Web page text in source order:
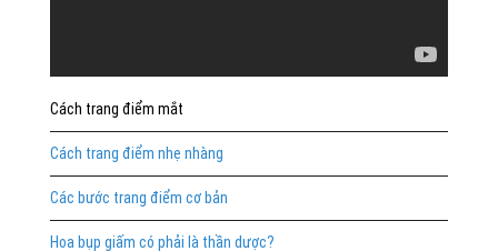
Cách trang điểm mắt
Cách trang điểm nhẹ nhàng
Các bước trang điểm cơ bản
Hoa bụp giấm có phải là thần dược?